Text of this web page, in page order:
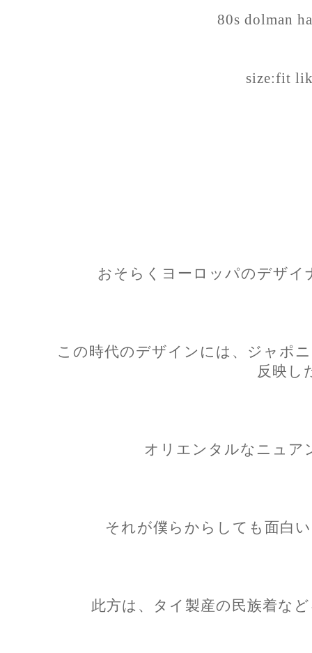
80s dolman
size:fit
おそらくヨーロッパのデザイ
この時代のデザインには、ジャポ
反映し
オリエンタルなニュア
それが僕らからしても面白
此方は、タイ製産の民族着な